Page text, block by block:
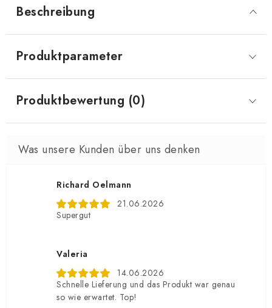
Beschreibung
Produktparameter
Produktbewertung (0)
Richard Oelmann
21.06.2026
Supergut
Valeria
14.06.2026
Schnelle Lieferung und das Produkt war genau
so wie erwartet. Top!